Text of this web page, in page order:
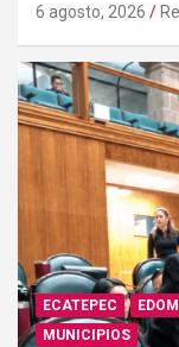
6 agosto, 2026
ECATEPEC
MUNICIPIOS